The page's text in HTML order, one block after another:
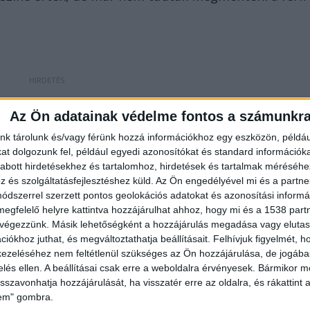
Az Ön adatainak védelme fontos a
tárolunk és/vagy férünk hozzá információkhoz egy eszközön,
dolgozunk fel, például egyedi azonosítókat és standard
hirdetésekhez és tartalomhoz, hirdetések és tartalmak
és szolgáltatásfejlesztéshez küld. Az Ön engedélyével mi és a
szerzett pontos geolokációs adatokat és azonosítási
helyre kattintva hozzájárulhat ahhoz, hogy mi és a 1538
Másik lehetőségként a hozzájárulás megadása vagy
juthat, és megváltoztathatja beállításait. Felhívjuk figyelmét,
nem feltétlenül szükséges az Ön hozzájárulása, de
ellen. A beállításai csak erre a weboldalra érvényesek. Bármikor
hozzájárulását, ha visszatér erre az oldalra, és rákattint
gombra.
Amikor közelebb értem, láttam, hogy a
itt már gondoltam, hogy nagyon nagy baj van…
hívta a férfihoz a mentőket” – mondta az egyik
Állítólag a parkolóban lévő autójához ment volna,
a mentők, megpróbálták újraéleszteni a férfit,
a hölgyet, hogy mi történt, azt mondta,